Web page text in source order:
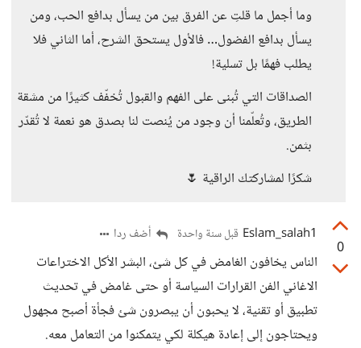
وما أجمل ما قلتِ عن الفرق بين من يسأل بدافع الحب، ومن
يسأل بدافع الفضول… فالأول يستحق الشرح، أما الثاني فلا
يطلب فهمًا بل تسلية!
الصداقات التي تُبنى على الفهم والقبول تُخفّف كثيرًا من مشقة
الطريق، وتُعلّمنا أن وجود من يُنصت لنا بصدق هو نعمة لا تُقدّر
بثمن.
شكرًا لمشاركتك الراقية 🌷
0
Eslam_salah1 قبل سنة واحدة أضف ردا
الناس يخافون الغامض في كل شئ، البشر الأكل الاختراعات
الاغاني الفن القرارات السياسة أو حتى غامض في تحديث
تطبيق أو تقنية، لا يحبون أن يبصرون شئ فجأة أصبح مجهول
ويحتاجون إلى إعادة هيكلة لكي يتمكنوا من التعامل معه.